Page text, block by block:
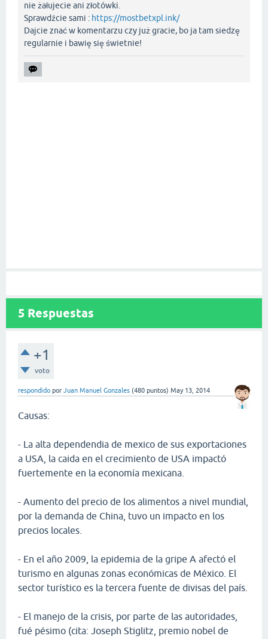
nie żałujecie ani złotówki.
Sprawdźcie sami : https://mostbetxpl.ink/
Dajcie znać w komentarzu czy już gracie, bo ja tam siedzę
regularnie i bawię się świetnie!
5 Respuestas
+1
voto
respondido por Juan Manuel Gonzales (480 puntos) May 13, 2014
Causas:
- La alta dependendia de mexico de sus exportaciones
a USA, la caida en el crecimiento de USA impactó
fuertemente en la economía mexicana.
- Aumento del precio de los alimentos a nivel mundial,
por la demanda de China, tuvo un impacto en los
precios locales.
- En el año 2009, la epidemia de la gripe A afectó el
turismo en algunas zonas económicas de México. El
sector turístico es la tercera fuente de divisas del país.
- El manejo de la crisis, por parte de las autoridades,
fué pésimo (cita: Joseph Stiglitz, premio nobel de